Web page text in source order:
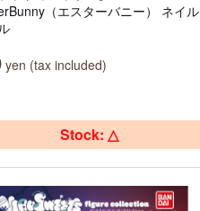
（エスターバニー） ネイル
yen (tax included)
Stock: △